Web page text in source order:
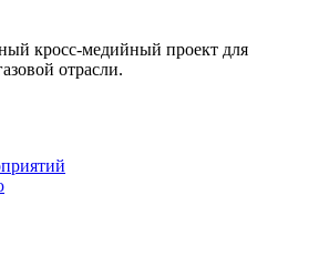
кросс-медийный проект для
отрасли.